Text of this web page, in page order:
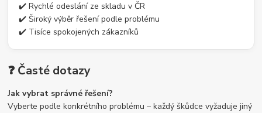
✔️ Rychlé odeslání ze skladu v ČR
✔️ Široký výběr řešení podle problému
✔️ Tisíce spokojených zákazníků
❓ Časté dotazy
Jak vybrat správné řešení?
Vyberte podle konkrétního problému – každý škůdce vyžaduje jiný